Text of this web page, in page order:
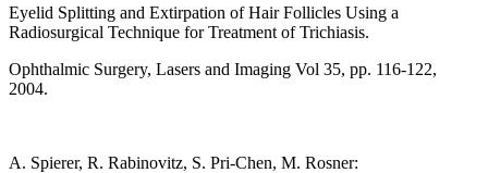
Eyelid Splitting and Extirpation of Hair Follicles Using a
Radiosurgical Technique for Treatment of Trichiasis.
Ophthalmic Surgery, Lasers and Imaging Vol 35, pp. 116-122,
2004.
A. Spierer, R. Rabinovitz, S. Pri-Chen, M. Rosner: